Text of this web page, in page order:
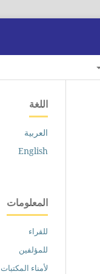
اللغة
العربية
English
المعلومات
للقراء
للمؤلفين
لأمناء المكتبات